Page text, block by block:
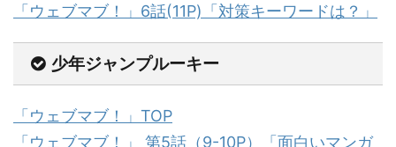
「ウェブマブ！」6話(11P)「対策キーワードは？」
少年ジャンプルーキー
「ウェブマブ！」TOP
「ウェブマブ！」 第5話（9-10P）「面白いマンガ